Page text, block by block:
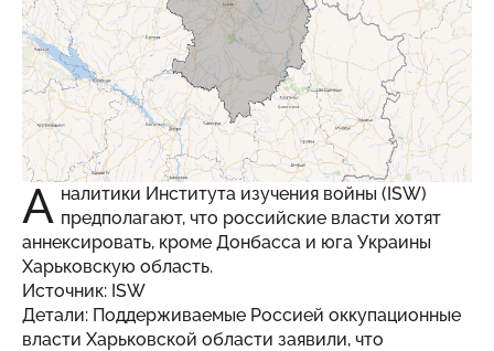
А налитики Института изучения войны (ISW)
предполагают, что российские власти хотят
аннексировать, кроме Донбасса и юга Украины
Харьковскую область.
Источник: ISW
Детали: Поддерживаемые Россией оккупационные
власти Харьковской области заявили, что